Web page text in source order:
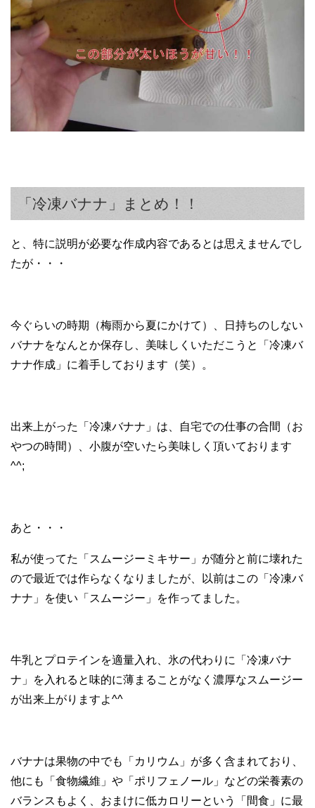
「冷凍バナナ」まとめ！！
と、特に説明が必要な作成内容であるとは思えませんでし
たが・・・
今ぐらいの時期（梅雨から夏にかけて）、日持ちのしない
バナナをなんとか保存し、美味しくいただこうと「冷凍バ
ナナ作成」に着手しております（笑）。
出来上がった「冷凍バナナ」は、自宅での仕事の合間（お
やつの時間）、小腹が空いたら美味しく頂いております
^^;
あと・・・
私が使ってた「スムージーミキサー」が随分と前に壊れた
ので最近では作らなくなりましたが、以前はこの「冷凍バ
ナナ」を使い「スムージー」を作ってました。
牛乳とプロテインを適量入れ、氷の代わりに「冷凍バナ
ナ」を入れると味的に薄まることがなく濃厚なスムージー
が出来上がりますよ^^
バナナは果物の中でも「カリウム」が多く含まれており、
他にも「食物繊維」や「ポリフェノール」などの栄養素の
バランスもよく、おまけに低カロリーという「間食」に最